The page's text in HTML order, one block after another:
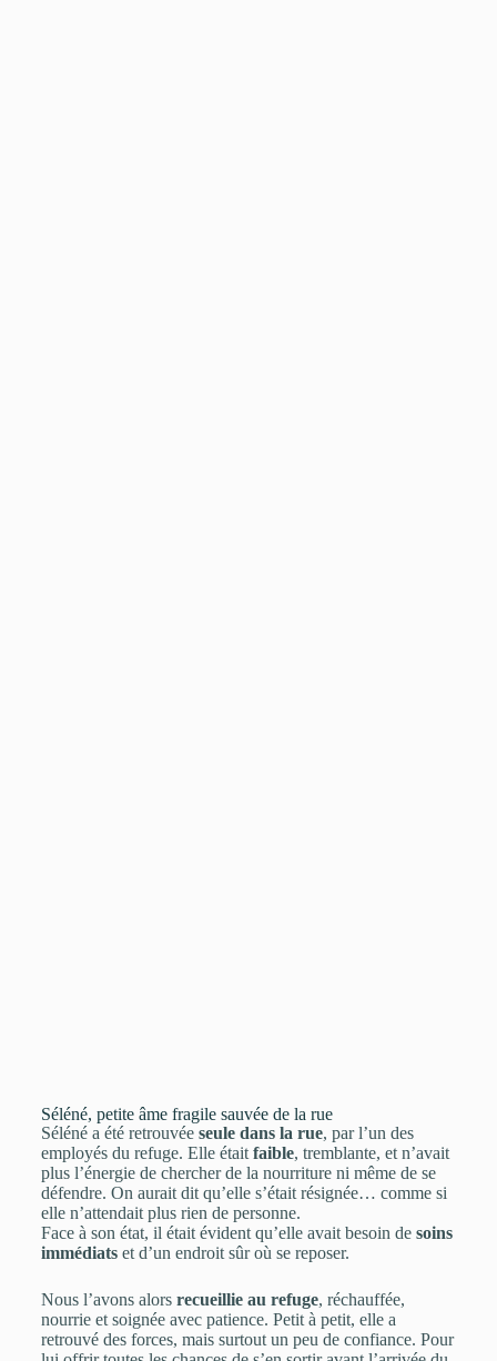
Séléné, petite âme fragile sauvée de la rue
Séléné a été retrouvée seule dans la rue, par l’un des
employés du refuge. Elle était faible, tremblante, et n’avait
plus l’énergie de chercher de la nourriture ni même de se
défendre. On aurait dit qu’elle s’était résignée… comme si
elle n’attendait plus rien de personne.
Face à son état, il était évident qu’elle avait besoin de soins
immédiatset d’un endroit sûr où se reposer.
Nous l’avons alors recueillie au refuge, réchauffée,
nourrie et soignée avec patience. Petit à petit, elle a
retrouvé des forces, mais surtout un peu de confiance. Pour